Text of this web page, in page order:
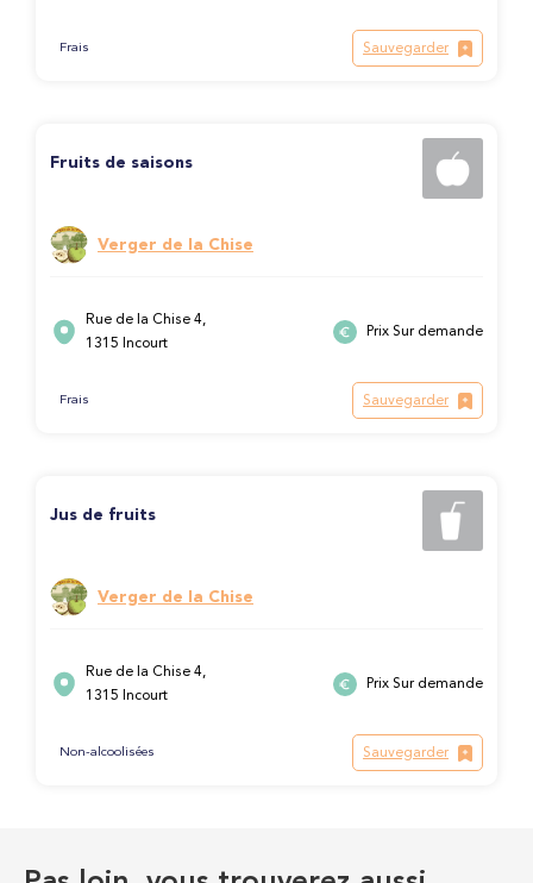
Frais Sauvegarder
Fruits de saisons
Verger de la Chise
Rue de la Chise 4,
1315 Incourt
Prix Sur demande
Frais Sauvegarder
Jus de fruits
Verger de la Chise
Rue de la Chise 4,
1315 Incourt
Prix Sur demande
Non-alcoolisées Sauvegarder